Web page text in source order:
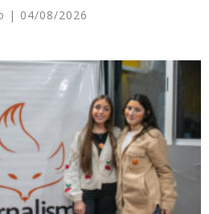
04/08/2026